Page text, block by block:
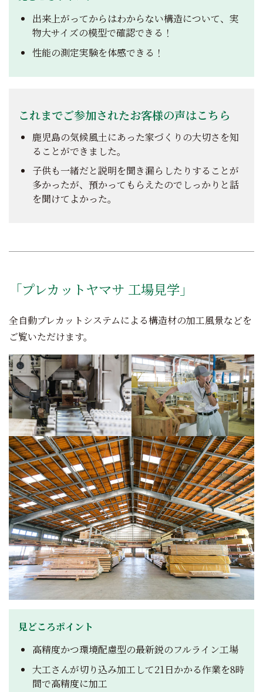
出来上がってからはわからない構造について、実
物大サイズの模型で確認できる！
性能の測定実験を体感できる！
これまでご参加されたお客様の声はこちら
鹿児島の気候風土にあった家づくりの大切さを知
ることができました。
子供も一緒だと説明を聞き漏らしたりすることが
多かったが、預かってもらえたのでしっかりと話
を聞けてよかった。
「プレカットヤマサ 工場見学」
全自動プレカットシステムによる構造材の加工風景などを
ご覧いただけます。
見どころポイント
高精度かつ環境配慮型の最新鋭のフルライン工場
大工さんが切り込み加工して21日かかる作業を8時
間で高精度に加工